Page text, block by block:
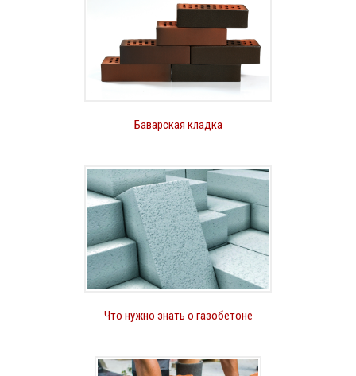
Баварская кладка
Что нужно знать о газобетоне